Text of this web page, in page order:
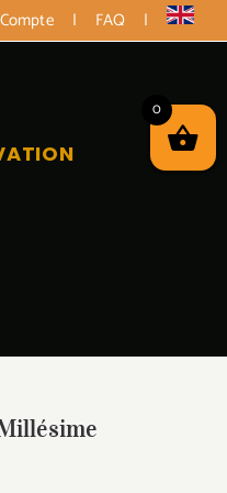
| FAQ |
0